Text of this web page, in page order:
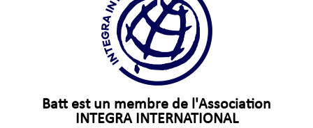
Batt est un membre de l'Association
INTEGRA INTERNATIONAL